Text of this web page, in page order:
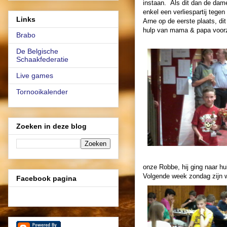
instaan. Als dit dan de
enkel een verliespartij
Arne op de eerste plaats,
hulp van mama & papa
onze Robbe, hij ging naar
Volgende week zondag zijn
Links
Brabo
De Belgische
Schaakfederatie
Live games
Tornooikalender
Zoeken in deze blog
Facebook pagina